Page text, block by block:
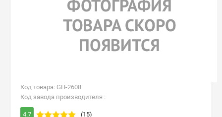
Код товара: GH-2608
Код завода производителя :
4.7 (15)